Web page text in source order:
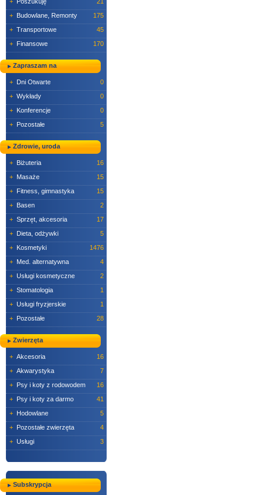
+ Budowlane, Remonty
175
+ Transportowe
45
+ Finansowe 170
Zapraszam na
+ Dni Otwarte
0
+ Wykłady
0
+ Konferencje
0
+ Pozostałe 5
Zdrowie, uroda
+ Biżuteria
16
+ Masaże
15
+ Fitness, gimnastyka
15
+ Basen
2
+ Sprzęt, akcesoria
17
+ Dieta, odżywki
5
+ Kosmetyki
1476
+ Med. alternatywna
4
+ Usługi kosmetyczne
2
+ Stomatologia
1
+ Usługi fryzjerskie
1
+ Pozostałe 28
Zwierzęta
+ Akcesoria
16
+ Akwarystyka
7
+ Psy i koty z rodowodem
16
+ Psy i koty za darmo
41
+ Hodowlane
5
+ Pozostałe zwierzęta
4
+ Usługi 3
Subskrypcja